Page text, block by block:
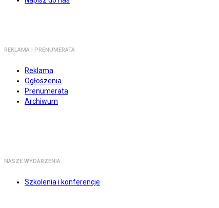
REKLAMA I PRENUMERATA
Reklama
Ogłoszenia
Prenumerata
Archiwum
NASZE WYDARZENIA
Szkolenia i konferencje